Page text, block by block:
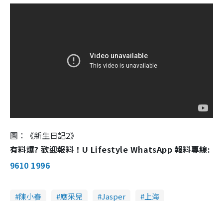
圖：《新生日記2》
有料爆? 歡迎報料！U Lifestyle WhatsApp 報料專線:
9610 1996
陳小春 應采兒 Jasper 上海